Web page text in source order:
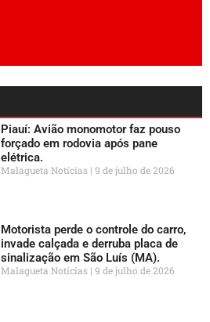
Piauí: Avião monomotor faz pouso
forçado em rodovia após pane
elétrica.
Malagueta Notícias 9 de julho de 2026
Motorista perde o controle do carro,
invade calçada e derruba placa de
sinalização em São Luís (MA).
Malagueta Notícias 9 de julho de 2026